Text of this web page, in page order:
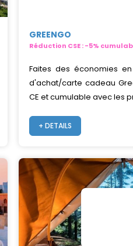
GREENGO
Réduction CSE : -5%
Faites des économies
d'achat/carte cadeau
CE et cumulable avec les
+ DETAILS